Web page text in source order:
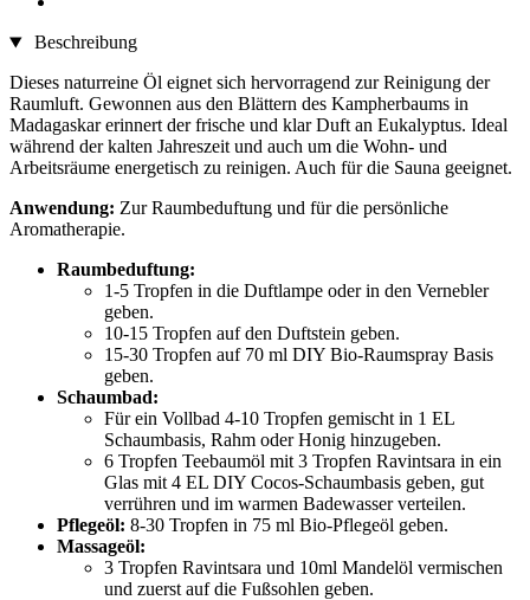
Beschreibung
Dieses naturreine Öl eignet sich hervorragend zur Reinigung der
Raumluft. Gewonnen aus den Blättern des Kampherbaums in
Madagaskar erinnert der frische und klar Duft an Eukalyptus. Ideal
während der kalten Jahreszeit und auch um die Wohn- und
Arbeitsräume energetisch zu reinigen. Auch für die Sauna geeignet.
Anwendung: Zur Raumbeduftung und für die persönliche
Aromatherapie.
Raumbeduftung:
1-5 Tropfen in die Duftlampe oder in den Vernebler
geben.
10-15 Tropfen auf den Duftstein geben.
15-30 Tropfen auf 70 ml DIY Bio-Raumspray Basis
geben.
Schaumbad:
Für ein Vollbad 4-10 Tropfen gemischt in 1 EL
Schaumbasis, Rahm oder Honig hinzugeben.
6 Tropfen Teebaumöl mit 3 Tropfen Ravintsara in ein
Glas mit 4 EL DIY Cocos-Schaumbasis geben, gut
verrühren und im warmen Badewasser verteilen.
Pflegeöl: 8-30 Tropfen in 75 ml Bio-Pflegeöl geben.
Massageöl:
3 Tropfen Ravintsara und 10ml Mandelöl vermischen
und zuerst auf die Fußsohlen geben.